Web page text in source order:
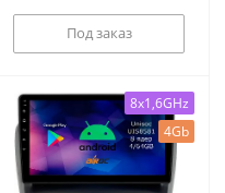
Под заказ
8x1,6GHz
4Gb